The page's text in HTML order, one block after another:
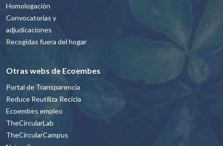
Homologación
Convocatorias y
adjudicaciones
Recogidas fuera del hogar
Otras webs de Ecoembes
Portal de Transparencia
Reduce Reutiliza Recicla
Ecoembes empleo
TheCircularLab
TheCircularCampus